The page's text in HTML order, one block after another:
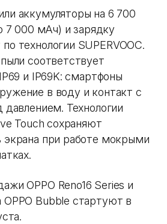
аккумуляторы на 6 700
7 000 мАч) и зарядку
технологии SUPERVOOC.
соответствует
и IP69K: смартфоны
в воду и контакт с
давлением. Технологии
Touch сохраняют
экрана при работе мокрыми
OPPO Reno16 Series и
Bubble стартуют в